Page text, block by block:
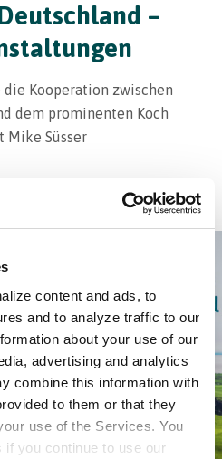
content and ads, to
and to analyze traffic to our
about your use of our
advertising and analytics
combine this information with
to them or that they
use of the Services. You
if you continue to use our
–
die Kooperation zwischen
dem prominenten Koch
Mike Süsser